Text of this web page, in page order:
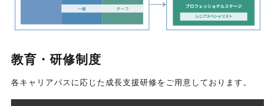
教育・研修制度
各キャリアパスに応じた成長支援研修をご用意しております。